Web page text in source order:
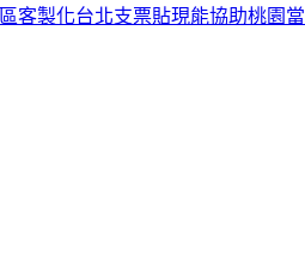
客製化台北支票貼現能協助桃園